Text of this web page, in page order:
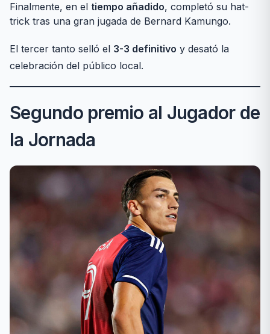
Finalmente, en el tiempo añadido, completó su hat-
trick tras una gran jugada de Bernard Kamungo.
El tercer tanto selló el 3-3 definitivo y desató la
celebración del público local.
Segundo premio al Jugador de
la Jornada